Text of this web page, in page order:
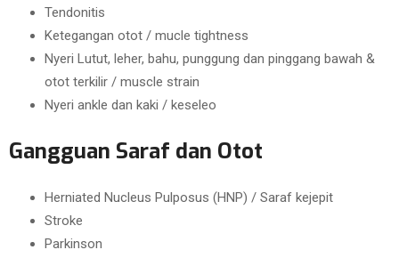
Tendonitis
Ketegangan otot / mucle tightness
Nyeri Lutut, leher, bahu, punggung dan pinggang bawah &
otot terkilir / muscle strain
Nyeri ankle dan kaki / keseleo
Gangguan Saraf dan Otot
Herniated Nucleus Pulposus (HNP) / Saraf kejepit
Stroke
Parkinson